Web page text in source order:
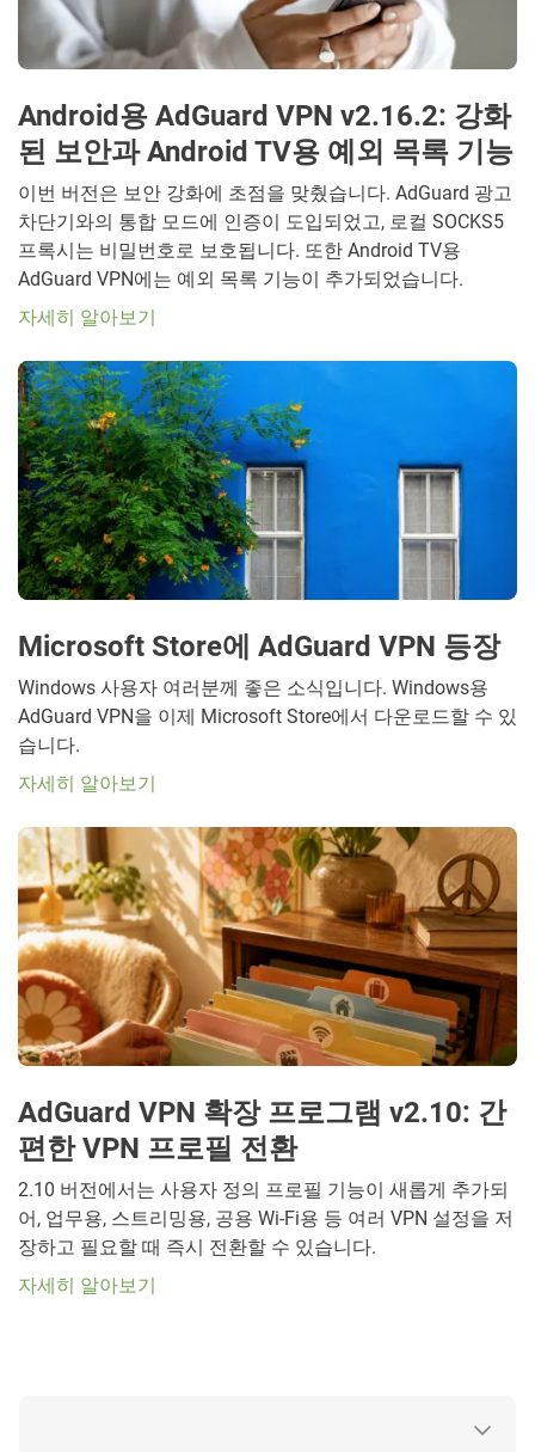
Android용 AdGuard VPN v2.16.2: 강화
된 보안과 Android TV용 예외 목록 기능
이번 버전은 보안 강화에 초점을 맞췄습니다. AdGuard 광고
차단기와의 통합 모드에 인증이 도입되었고, 로컬 SOCKS5
프록시는 비밀번호로 보호됩니다. 또한 Android TV용
AdGuard VPN에는 예외 목록 기능이 추가되었습니다.
자세히 알아보기
Microsoft Store에 AdGuard VPN 등장
Windows 사용자 여러분께 좋은 소식입니다. Windows용
AdGuard VPN을 이제 Microsoft Store에서 다운로드할 수 있
습니다.
자세히 알아보기
AdGuard VPN 확장 프로그램 v2.10: 간
편한 VPN 프로필 전환
2.10 버전에서는 사용자 정의 프로필 기능이 새롭게 추가되
어, 업무용, 스트리밍용, 공용 Wi-Fi용 등 여러 VPN 설정을 저
장하고 필요할 때 즉시 전환할 수 있습니다.
자세히 알아보기